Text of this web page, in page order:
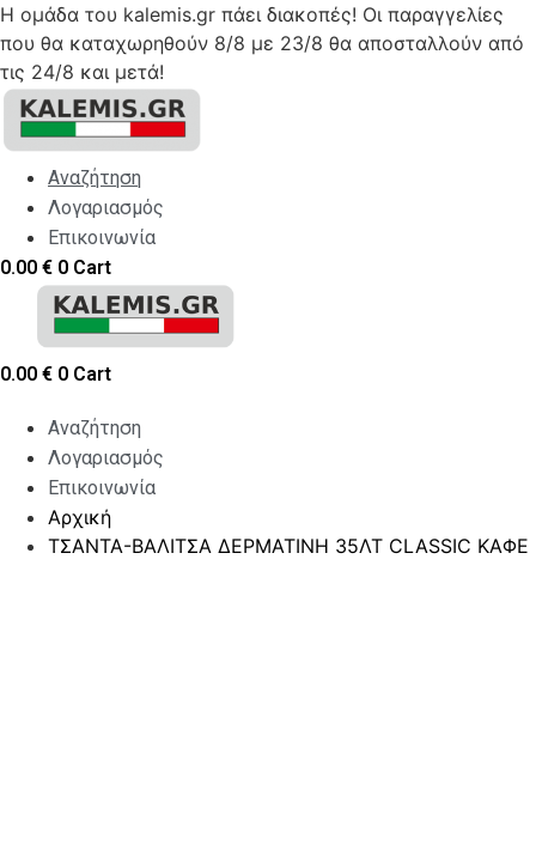
Η ομάδα του kalemis.gr πάει διακοπές! Οι παραγγελίες
που θα καταχωρηθούν 8/8 με 23/8 θα αποσταλλούν από
τις 24/8 και μετά!
Skip
content
Αναζήτηση
Λογαριασμός
Επικοινωνία
0.00 € 0 Cart
0.00 € 0 Cart
Αναζήτηση
Λογαριασμός
Επικοινωνία
Αρχική
ΤΣΑΝΤΑ-ΒΑΛΙΤΣΑ ΔΕΡΜΑΤΙΝΗ 35ΛΤ CLASSIC ΚΑΦΕ